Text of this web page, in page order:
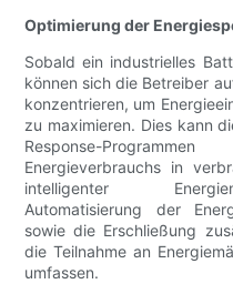
Optimierung der
Sobald ein industrielles
können sich die Betreiber
konzentrieren, um
zu maximieren. Dies kann
Response-
Energieverbrauchs in
intelligenter
Automatisierung der
sowie die Erschließung
die Teilnahme an
umfassen.